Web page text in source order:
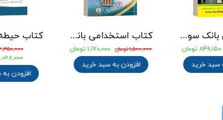
۲,۳۵۰,۰۰۰
۲,۰۶۸,۰۰۰
افزودن
کتاب استخدامی بانک های خصوصی و دولتی (بانکدار) 1404 انتشارات آراه
۱,۵۰۰,۰۰۰ تومان ۱,۱۷۰,۰۰۰ تومان
افزودن به سبد خرید
جامع ترین بانک سوالات استخدامی مهندسی شیمی، پلیمر و پتروشیمی
۸۴۹,۱۵۰ تومان
سبد خرید